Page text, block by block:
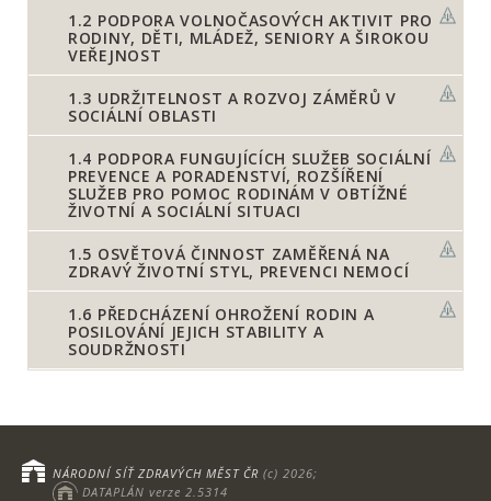
1.2 PODPORA VOLNOČASOVÝCH AKTIVIT PRO
RODINY, DĚTI, MLÁDEŽ, SENIORY A ŠIROKOU
VEŘEJNOST
1.3 UDRŽITELNOST A ROZVOJ ZÁMĚRŮ V
SOCIÁLNÍ OBLASTI
1.4 PODPORA FUNGUJÍCÍCH SLUŽEB SOCIÁLNÍ
PREVENCE A PORADENSTVÍ, ROZŠÍŘENÍ
SLUŽEB PRO POMOC RODINÁM V OBTÍŽNÉ
ŽIVOTNÍ A SOCIÁLNÍ SITUACI
1.5 OSVĚTOVÁ ČINNOST ZAMĚŘENÁ NA
ZDRAVÝ ŽIVOTNÍ STYL, PREVENCI NEMOCÍ
1.6 PŘEDCHÁZENÍ OHROŽENÍ RODIN A
POSILOVÁNÍ JEJICH STABILITY A
SOUDRŽNOSTI
NÁRODNÍ SÍŤ ZDRAVÝCH MĚST ČR (c) 2026;
DATAPLÁN verze 2.5314